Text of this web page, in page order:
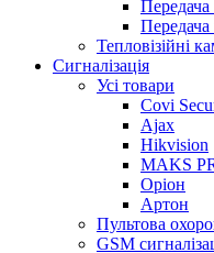
Передача
Передача
Тепловізійні
Cигналізація
Усі товари
Covi
Ajax
Hikvision
MAKS
Оріон
Артон
Пультова
GSM